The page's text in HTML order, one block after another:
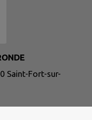
Saint-Fort-sur-